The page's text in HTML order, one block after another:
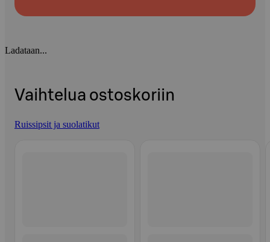
Ladataan...
Vaihtelua ostoskoriin
Ruissipsit ja suolatikut